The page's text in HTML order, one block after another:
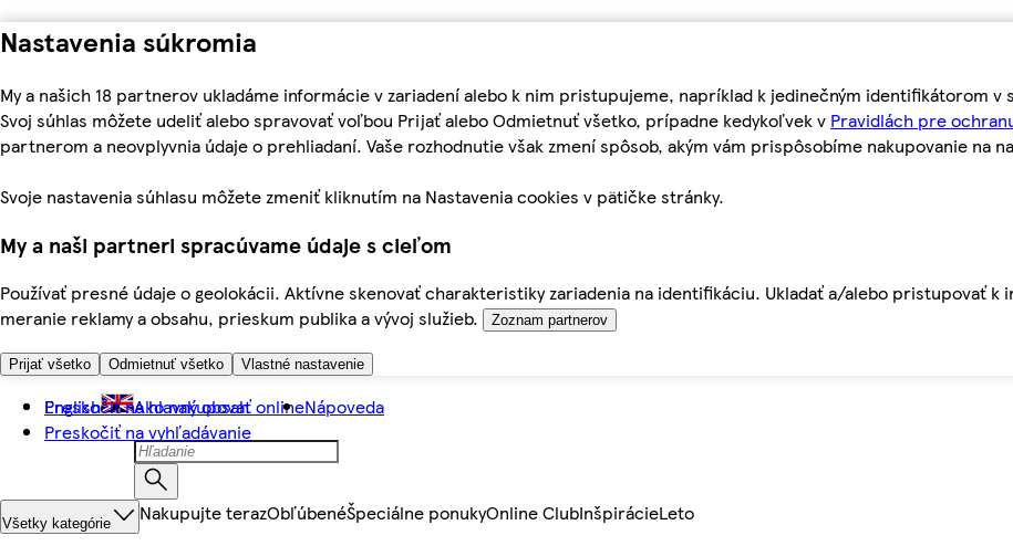
Nastavenia súkromia
My a našich 18 partnerov ukladáme informácie v zariadení alebo k nim pristupujeme, napríklad k jedinečným identifikátorom
Svoj súhlas môžete udeliť alebo spravovať voľbou Prijať alebo Odmietnuť všetko, prípadne kedykoľvek v Pravidlách pre
partnerom a neovplyvnia údaje o prehliadaní. Vaše rozhodnutie však zmení spôsob, akým vám prispôsobíme nakupovanie na
Svoje nastavenia súhlasu môžete zmeniť kliknutím na Nastavenia cookies v pätičke stránky.
My a naši partneri spracúvame údaje s cieľom
Používať presné údaje o geolokácii. Aktívne skenovať charakteristiky zariadenia na identifikáciu. Ukladať a/alebo pristupovať k
meranie reklamy a obsahu, prieskum publika a vývoj služieb.
Zoznam partnerov
Prijať všetko Odmietnuť všetko Vlastné nastavenie
Preskočiť na hlavný obsah
Preskočiť na vyhľadávanie
English Ako nakupovať onlineNápoveda
Všetky kategórie Nakupujte terazObľúbenéŠpeciálne ponukyOnline ClubInšpirácieLeto